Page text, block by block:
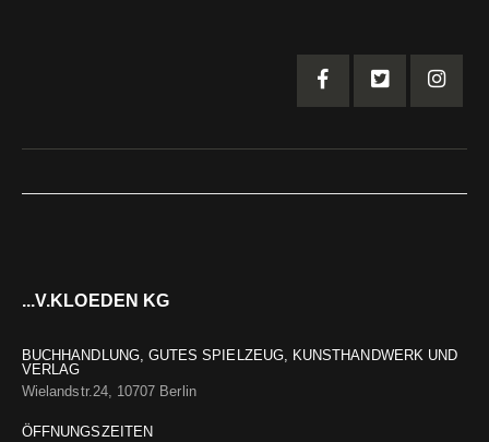
...V.KLOEDEN KG
BUCHHANDLUNG, GUTES SPIELZEUG, KUNSTHANDWERK UND
VERLAG
Wielandstr.24, 10707 Berlin
ÖFFNUNGSZEITEN